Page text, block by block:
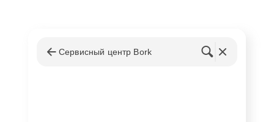
Сервисный центр Bork